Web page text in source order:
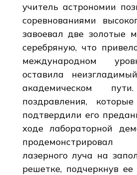
учитель астрономии
соревнованиями
завоевал две золотые
серебряную, что
международном
оставила
академическом
поздравления,
подтвердили его
ходе лабораторной
лазерного луча на
решетке, подчеркнув